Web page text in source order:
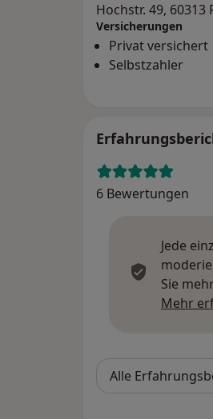
Hochstr. 49,
Versicherungen
Privat versichert
Selbstzahler
6 Bewertungen
Jede
Sie
Mehr